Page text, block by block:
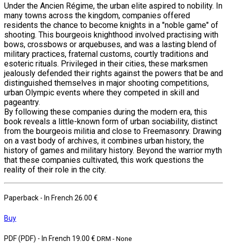
Under the Ancien Régime, the urban elite aspired to nobility. In
many towns across the kingdom, companies offered
residents the chance to become knights in a "noble game" of
shooting. This bourgeois knighthood involved practising with
bows, crossbows or arquebuses, and was a lasting blend of
military practices, fraternal customs, courtly traditions and
esoteric rituals. Privileged in their cities, these marksmen
jealously defended their rights against the powers that be and
distinguished themselves in major shooting competitions,
urban Olympic events where they competed in skill and
pageantry.
By following these companies during the modern era, this
book reveals a little-known form of urban sociability, distinct
from the bourgeois militia and close to Freemasonry. Drawing
on a vast body of archives, it combines urban history, the
history of games and military history. Beyond the warrior myth
that these companies cultivated, this work questions the
reality of their role in the city.
Paperback - In French 26.00 €
Buy
PDF (PDF) - In French 19.00 € DRM - None